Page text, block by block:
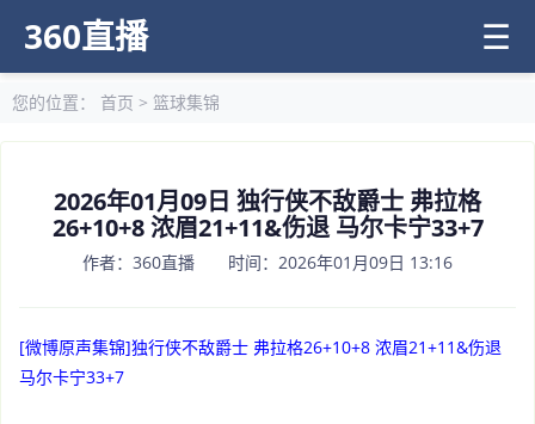
360直播 ☰
您的位置： 首页 > 篮球集锦
2026年01月09日 独行侠不敌爵士 弗拉格
26+10+8 浓眉21+11&伤退 马尔卡宁33+7
作者：360直播 时间：2026年01月09日 13:16
[微博原声集锦]独行侠不敌爵士 弗拉格26+10+8 浓眉21+11&伤退
马尔卡宁33+7